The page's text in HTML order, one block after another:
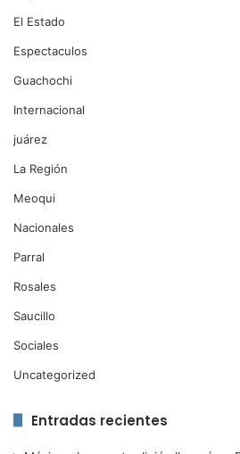
El Estado
Espectaculos
Guachochi
Internacional
juárez
La Región
Meoqui
Nacionales
Parral
Rosales
Saucillo
Sociales
Uncategorized
Entradas recientes